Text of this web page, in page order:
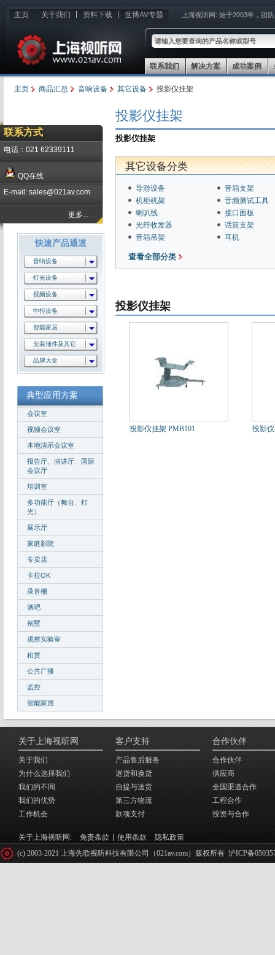
主页 关于我们 资料下载 世博AV专题 上海视听网: 始于2003年，团
联系我们 解决方案 成功案例
主页 商品汇总 音响设备 其它设备 投影仪挂架
联系方式
电话：021 62339111
QQ在线
E-mail: sales@021av.com
更多...
快速产品通道
音响设备
灯光设备
视频设备
中控设备
智能家居
安装辅件及其它
品牌大全
典型应用方案
会议室
视频会议室
本地演示会议室
报告厅、演讲厅、国际
会议厅
培训室
多功能厅（舞台、灯
光）
展示厅
家庭影院
专卖店
卡拉OK
录音棚
酒吧
别墅
观察实验室
租赁
公共广播
监控
智能家居
投影仪挂架
投影仪挂架
其它设备分类
导游设备
机柜机架
喇叭线
光纤收发器
音箱吊架
音箱支架
音频测试工具
接口面板
话筒支架
耳机
查看全部分类
投影仪挂架
投影仪挂架 PMB101 投影
关于上海视听网
关于我们
为什么选择我们
我们的不同
我们的优势
工作机会
客户支持
产品售后服务
退货和换货
自提与送货
第三方物流
款项支付
合作伙伴
合作伙伴
供应商
全国渠道合作
工程合作
投资与合作
关于上海视听网: 免责条款 使用条款
隐私政策
(c) 2003-2021 上海先歌视听科技有限公司（021av.com）版权所有 沪ICP备